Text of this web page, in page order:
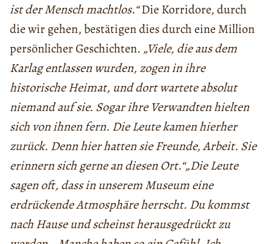
ist der Mensch machtlos.“Die Korridore, durch
die wir gehen, bestätigen dies durch eine Million
persönlicher Geschichten. „Viele, die aus dem
Karlag entlassen wurden, zogen in ihre
historische Heimat, und dort wartete absolut
niemand auf sie. Sogar ihre Verwandten hielten
sich von ihnen fern. Die Leute kamen hierher
zurück. Denn hier hatten sie Freunde, Arbeit. Sie
erinnern sich gerne an diesen Ort.“„Die Leute
sagen oft, dass in unserem Museum eine
erdrückende Atmosphäre herrscht. Du kommst
nach Hause und scheinst herausgedrückt zu